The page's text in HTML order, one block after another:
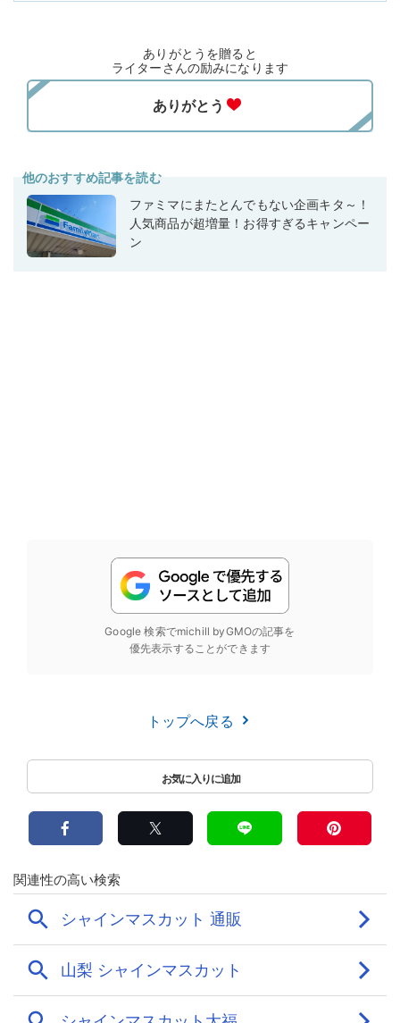
ありがとうを贈ると
ライターさんの励みになります
他のおすすめ記事を読む
ファミマにまたとんでもない企画キタ～！
人気商品が超増量！お得すぎるキャンペー
ン
Google 検索でmichill byGMOの記事を
優先表示することができます
トップへ戻る